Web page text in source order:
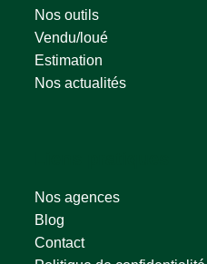
Nos outils
Vendu/loué
Estimation
Nos actualités
Nos agences
Blog
Contact